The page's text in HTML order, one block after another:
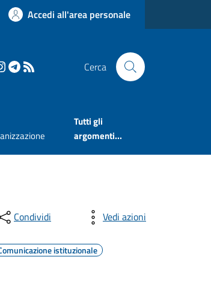
Accedi all'area personale
Cerca
Tutti gli
argomenti...
Condividi Vedi azioni
istituzionale